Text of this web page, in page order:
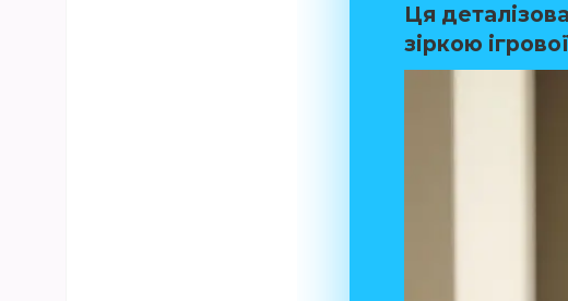
Ця
зіркою